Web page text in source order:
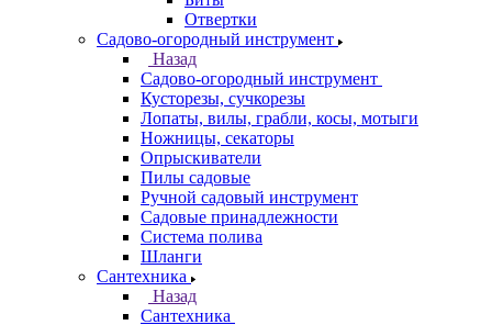
Отвертки
Садово-огородный инструмент
Назад
Садово-огородный инструмент
Кусторезы, сучкорезы
Лопаты, вилы, грабли, косы, мотыги
Ножницы, секаторы
Опрыскиватели
Пилы садовые
Ручной садовый инструмент
Садовые принадлежности
Система полива
Шланги
Сантехника
Назад
Сантехника